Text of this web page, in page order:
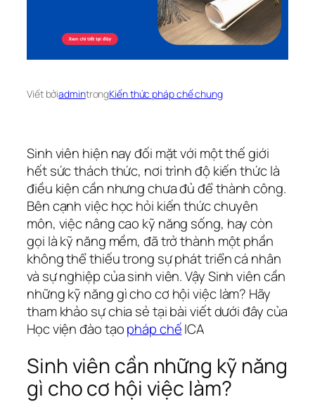
Viết bởiadmintrongKiến thức pháp chế chung
Sinh viên hiện nay đối mặt với một thế giới
hết sức thách thức, nơi trình độ kiến thức là
điều kiện cần nhưng chưa đủ để thành công.
Bên cạnh việc học hỏi kiến thức chuyên
môn, việc nâng cao kỹ năng sống, hay còn
gọi là kỹ năng mềm, đã trở thành một phần
không thể thiếu trong sự phát triển cá nhân
và sự nghiệp của sinh viên. Vậy Sinh viên cần
những kỹ năng gì cho cơ hội việc làm? Hãy
tham khảo sự chia sẻ tại bài viết dưới đây của
Học viện đào tạopháp chếICA
Sinh viên cần những kỹ năng
gì cho cơ hội việc làm?